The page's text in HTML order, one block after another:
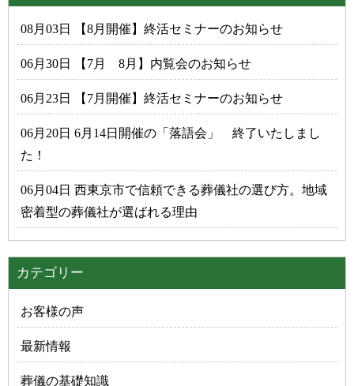
08月03日 【8月開催】終活セミナーのお知らせ
06月30日 【7月 8月】内覧会のお知らせ
06月23日 【7月開催】終活セミナーのお知らせ
06月20日 6月14日開催の「落語会」 終了いたしまし
た！
06月04日 西東京市で信頼できる葬儀社の選び方。地域
密着型の葬儀社が選ばれる理由
カテゴリー
お客様の声
最新情報
葬儀の基礎知識